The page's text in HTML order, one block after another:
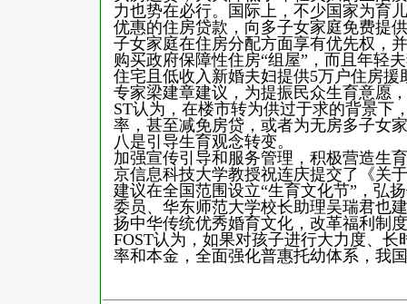
力也势在必行。国际上，不少国家为育
优惠的住房贷款，向多子女家庭免费提
子女家庭在住房分配方面享有优先权，
购买政府保障性住房“组屋”，而且年轻
住宅且低收入新婚夫妇提供5万户住房
专家梁建章建议，为提振民众生育意愿
ST认为，在楼市转为供过于求的背景下
率，甚至减免房贷，或者为无房多子女
八是引导生育观念转变。
加强宣传引导和服务管理，积极营造生
京信息科技大学教授祝连庆提交了《关
建议在全国范围设立“生育文化节”，弘
委员、华东师范大学校长助理吴瑞君也
扬中华传统优秀婚育文化，改革福利制
FOST认为，如果对孩子进行大力度、
率和本金，全面强化普惠托幼体系，我